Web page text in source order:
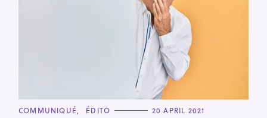
C
COMMUNIQUÉ ÉDITO 20 APRIL 2021